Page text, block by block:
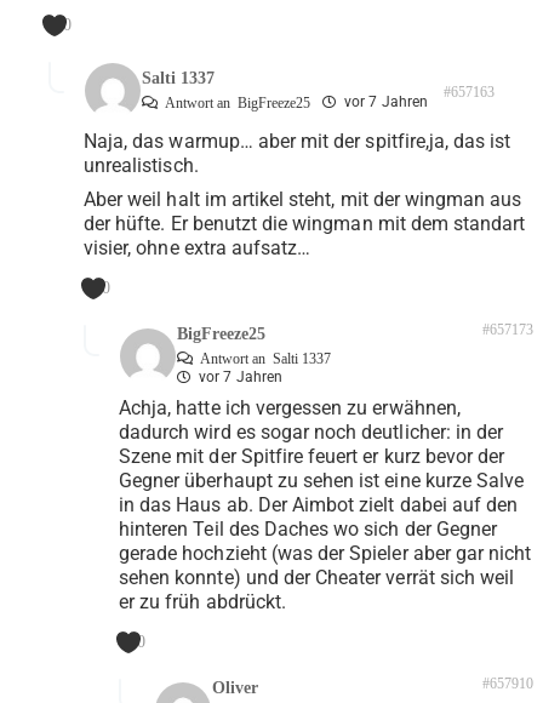
0
Salti 1337
Antwort an BigFreeze25 vor 7 Jahren
#657163
Naja, das warmup… aber mit der spitfire,ja, das ist
unrealistisch.
Aber weil halt im artikel steht, mit der wingman aus
der hüfte. Er benutzt die wingman mit dem standart
visier, ohne extra aufsatz…
0
BigFreeze25
Antwort an Salti 1337
vor 7 Jahren
#657173
Achja, hatte ich vergessen zu erwähnen,
dadurch wird es sogar noch deutlicher: in der
Szene mit der Spitfire feuert er kurz bevor der
Gegner überhaupt zu sehen ist eine kurze Salve
in das Haus ab. Der Aimbot zielt dabei auf den
hinteren Teil des Daches wo sich der Gegner
gerade hochzieht (was der Spieler aber gar nicht
sehen konnte) und der Cheater verrät sich weil
er zu früh abdrückt.
0
Oliver #657910